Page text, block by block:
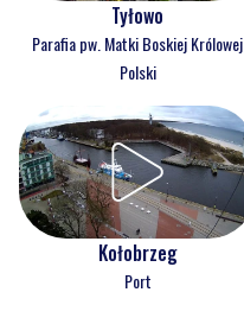
Tyłowo
Parafia pw. Matki Boskiej Królowej
Polski
Kołobrzeg
Port